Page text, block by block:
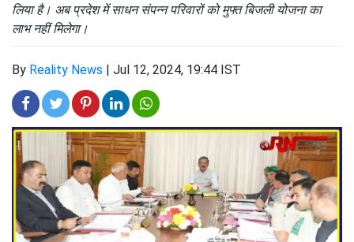
लिया है। अब प्रदेश में साधन संपन्न परिवारों को मुफ्त बिजली योजना का
लाभ नहीं मिलेगा।
By Reality News | Jul 12, 2024, 19:44 IST